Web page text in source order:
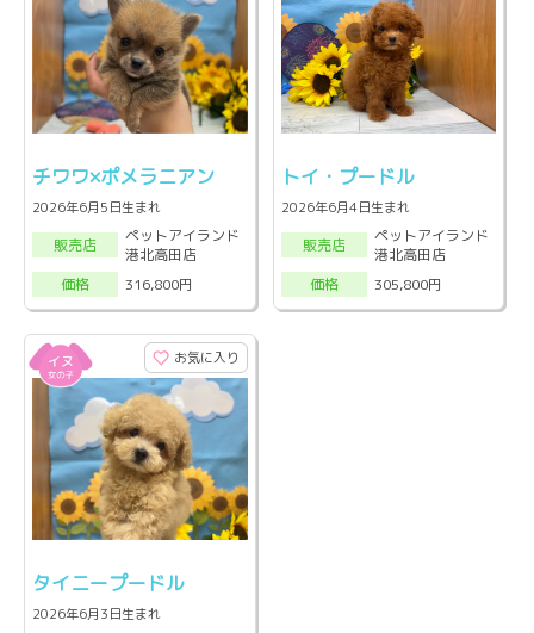
チワワ×ポメラニアン
2026年6月5日生まれ
販売店
ペットアイランド
港北高田店
価格
316,800円
トイ・プードル
2026年6月4日生まれ
販売店
ペットアイランド
港北高田店
価格
305,800円
お気に入り
タイニープードル
2026年6月3日生まれ